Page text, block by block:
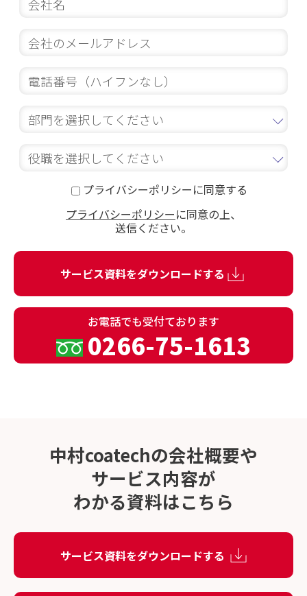
プライバシーポリシーに同意する
プライバシーポリシーに同意の上、
送信ください。
お電話でも受付ております
0266-75-1613
中村coatechの会社概要や
サービス内容が
わかる資料はこちら
サービス資料をダウンロードする